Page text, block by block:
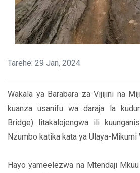
Tarehe: 29 Jan, 2024
Wakala ya Barabara za Vijijini na
kuanza usanifu wa daraja la
Bridge) litakalojengwa ili
Nzumbo katika kata ya Ulaya-Mikumi
Hayo yameelezwa na Mtendaji